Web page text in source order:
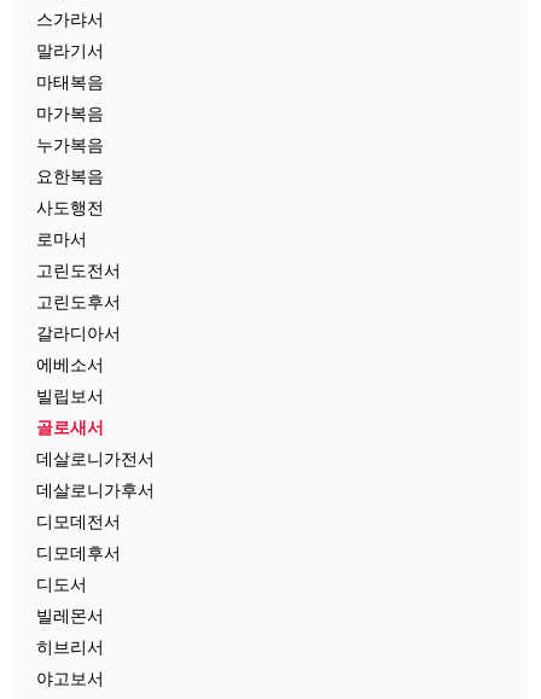
스가랴서
말라기서
마태복음
마가복음
누가복음
요한복음
사도행전
로마서
고린도전서
고린도후서
갈라디아서
에베소서
빌립보서
골로새서
데살로니가전서
데살로니가후서
디모데전서
디모데후서
디도서
빌레몬서
히브리서
야고보서